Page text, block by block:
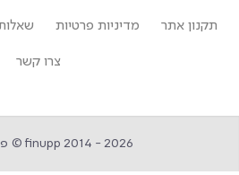
תקנון אתר מדיניות פרטיות
צרו קשר
finupp 2014 - 2026 © פינקום בע״מ